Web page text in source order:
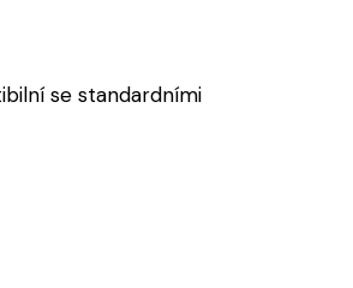
se standardními